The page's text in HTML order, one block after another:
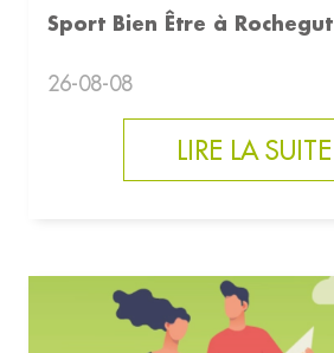
Sport Bien Être à Rochegut
26-08-08
LIRE LA SUITE